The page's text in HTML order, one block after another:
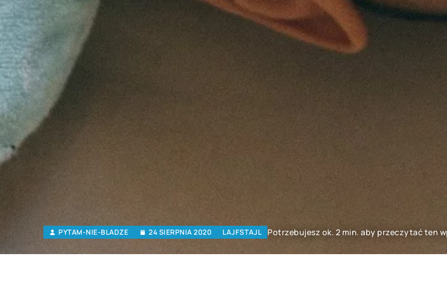
PYTAM-NIE-BLADZE 24 SIERPNIA 2020 LAJFSTAJL Potrzebujesz ok. 2 min. aby przeczytać ten